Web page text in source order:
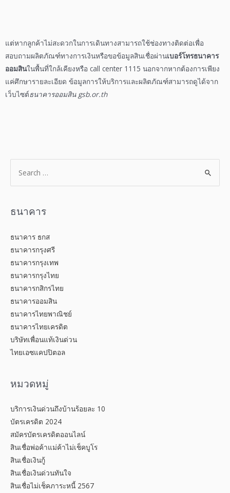
แต่หากลูกค้าไม่สะดวกในการเดินทางสามารถใช้ช่องทางติดต่อเพื่อ
สอบถามผลิตภัณฑ์ทางการเงินหรือขอข้อมูลสินเชื่อผ่านเบอร์โทรธนาคาร
ออมสินในพื้นที่ใกล้เคียงหรือ call center 1115 นอกจากหากต้องการเพียง
แค่ศึกษารายละเอียด ข้อมูลการให้บริการและผลิตภัณฑ์สามารถดูได้จาก
เว็บไซต์ธนาคารออมสิน gsb.or.th
ธนาคาร
ธนาคาร ธกส
ธนาคารกรุงศรี
ธนาคารกรุงเทพ
ธนาคารกรุงไทย
ธนาคารกสิกรไทย
ธนาคารออมสิน
ธนาคารไทยพาณิชย์
ธนาคารไทยเครดิต
บริษัทเพื่อนแท้เงินด่วน
ไทยเอซแคปปิตอล
หมวดหมู่
บริการเงินด่วนถึงบ้านร้อยละ 10
บัตรเครดิต 2024
สมัครบัตรเครดิตออนไลน์
สินเชื่อพ่อค้าแม่ค้าไม่เช็คบูโร
สินเชื่อเงินกู้
สินเชื่อเงินด่วนทันใจ
สินเชื่อไม่เช็คภาระหนี้ 2567